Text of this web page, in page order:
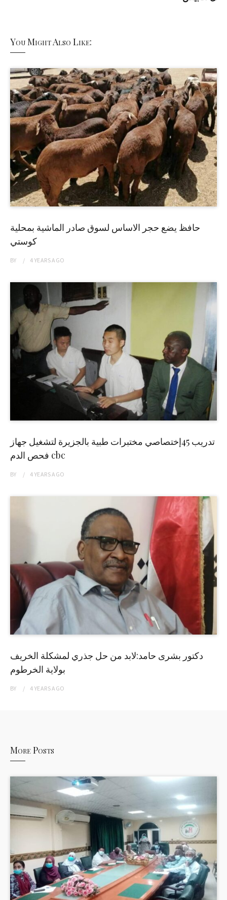
You Might Also Like:
حافظ يضع حجر الاساس لسوق صادر الماشية بمحلية
كوستي
BY 4 YEARSAGO
تدريب 45إختصاصي مختبرات طبية بالجزيرة لتشغيل جهاز
فحص الدم cbc
BY 4 YEARSAGO
دكتور بشرى حامد:لابد من حل جذري لمشكلة الخريف
بولاية الخرطوم
BY 4 YEARSAGO
More Posts